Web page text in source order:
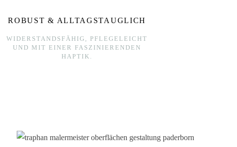
ROBUST & ALLTAGSTAUGLICH
WIDERSTANDSFÄHIG, PFLEGELEICHT
UND MIT EINER FASZINIERENDEN
HAPTIK.